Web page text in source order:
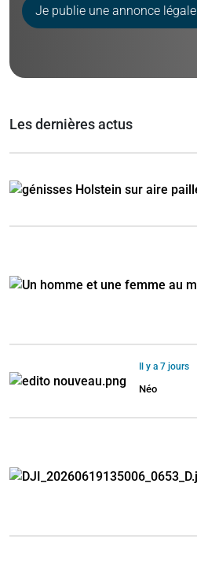
Je publie une annonce légale
Les dernières actus
Il y a 7 jours
Néo